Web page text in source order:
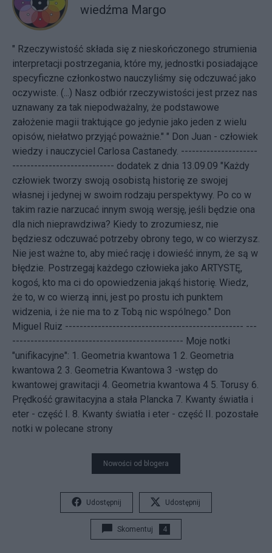
wiedźma Margo
" Rzeczywistość składa się z nieskończonego strumienia
interpretacji postrzegania, które my, jednostki posiadające
specyficzne członkostwo nauczyliśmy się odczuwać jako
oczywiste. (...) Nasz odbiór rzeczywistości jest przez nas
uznawany za tak niepodważalny, że podstawowe
założenie magii traktujące go jedynie jako jeden z wielu
opisów, niełatwo przyjąć poważnie." " Don Juan - człowiek
wiedzy i nauczyciel Carlosa Castanedy. ---------------------
---------------------------- dodatek z dnia 13.09.09 "Każdy
człowiek tworzy swoją osobistą historię ze swojej
własnej i jedynej w swoim rodzaju perspektywy. Po co w
takim razie narzucać innym swoją wersję, jeśli będzie ona
dla nich nieprawdziwa? Kiedy to zrozumiesz, nie
będziesz odczuwać potrzeby obrony tego, w co wierzysz.
Nie jest ważne to, aby mieć rację i dowieść innym, że są w
błędzie. Postrzegaj każdego człowieka jako ARTYSTĘ,
kogoś, kto ma ci do opowiedzenia jakąś historię. Wiedz,
że to, w co wierzą inni, jest po prostu ich punktem
widzenia, i że nie ma to z Tobą nic wspólnego." Don
Miguel Ruiz ------------------------------------------------- ---
----------------------------------------------- Moje notki
"unifikacyjne": 1. Geometria kwantowa 1 2. Geometria
kwantowa 2 3. Geometria Kwantowa 3 -wstęp do
kwantowej grawitacji 4. Geometria kwantowa 4 5. Torusy 6.
Prędkość grawitacyjna a stała Plancka 7. Kwanty światła i
eter - część I. 8. Kwanty światła i eter - część II. pozostałe
notki w polecane strony
Nowości od blogera
Udostępnij Udostępnij
Skomentuj 4